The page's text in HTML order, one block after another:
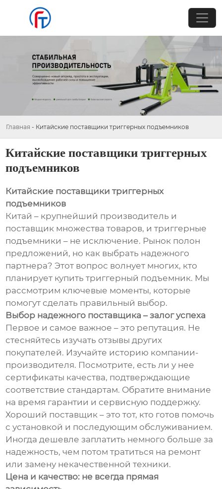
Главная - Китайские поставщики триггерных подъемников
Китайские поставщики триггерных
подъемников
Китайские поставщики триггерных
подъемников
Китай – крупнейший производитель и
поставщик множества товаров, и триггерные
подъемники – не исключение. Рынок полон
предложений, но как выбрать надежного
партнера? Этот вопрос волнует многих, кто
планирует купить триггерный подъемник. Мы
рассмотрим ключевые моменты, которые
помогут сделать правильный выбор.
Выбор надежного поставщика – залог успеха
Первое и самое важное – это репутация. Не
стесняйтесь изучать отзывы других
покупателей. Изучайте историю компании-
производителя. Посмотрите, есть ли у нее
сертификаты качества, подтверждающие
соответствие стандартам. Обратите внимание
на время гарантии и сервисную поддержку.
Хороший поставщик – это тот, кто готов помочь
с установкой и последующим обслуживанием.
Иногда дешевле заплатить немного больше за
надежность, чем потом тратиться на ремонт
или замену некачественной техники.
Цена и качество: не всегда прямая